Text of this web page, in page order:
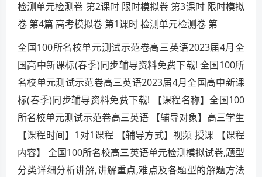
检测单元检测卷 第2课时 限时模拟卷 第3课时 限时模拟
卷 第4篇 高考模拟卷 第1课时 检测单元检测卷 第
全国100所名校单元测试示范卷高三英语2023届4月全
国高中新课标(春季)同步辅导资料免费下载! 全国100所
名校单元测试示范卷高三英语2023届4月全国高中新课
标(春季)同步辅导资料免费下载! 【课程名称】全国100
所名校单元测试示范卷高三英语 【辅导对象】高三学生
【课程时间】1对1课程 【辅导方式】视频 授课 【课程
内容】 全国100所名校高三英语单元检测模拟试卷,题型
分类详细分析讲解,讲解重点,难点及各题型的解题方法